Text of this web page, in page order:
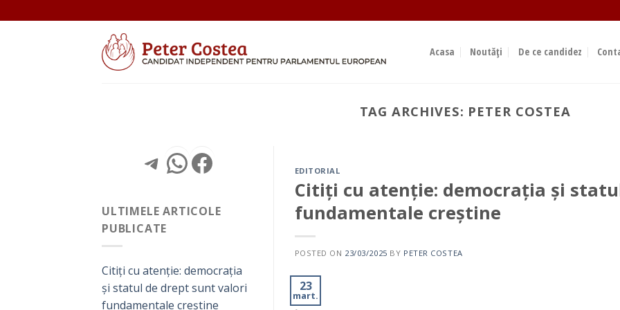
to
Acasa Noutăți De ce candidez
TAG ARCHIVES: PETER COSTEA
Telegram
WhatsApp
ULTIMELE ARTICOLE
PUBLICATE
Citiți cu atenție: democrația
și statul de drept sunt valori
fundamentale creștine
Sondajele de opinie indică faptul că polul
EDITORIAL
Citiți cu atenție: democrația și
fundamentale creștine
POSTED ON 23/03/2025 BY PETER COSTEA
23
mart.